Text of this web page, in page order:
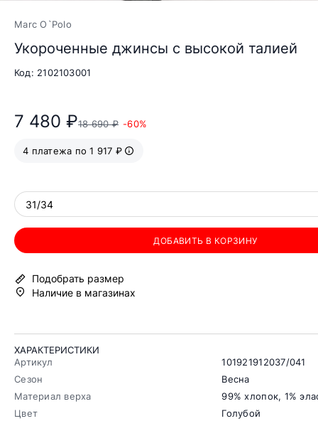
Marc O`Polo
Укороченные джинсы с высокой талией
Код: 2102103001
7 480 ₽18 690 ₽ -60%
4 платежа по 1 917 ₽
31/34
ДОБАВИТЬ В КОРЗИНУ
Подобрать размер
Наличие в магазинах
ХАРАКТЕРИСТИКИ
Артикул
101921912037/041
Сезон
Весна
Материал верха
99% хлопок, 1%
Цвет
Голубой